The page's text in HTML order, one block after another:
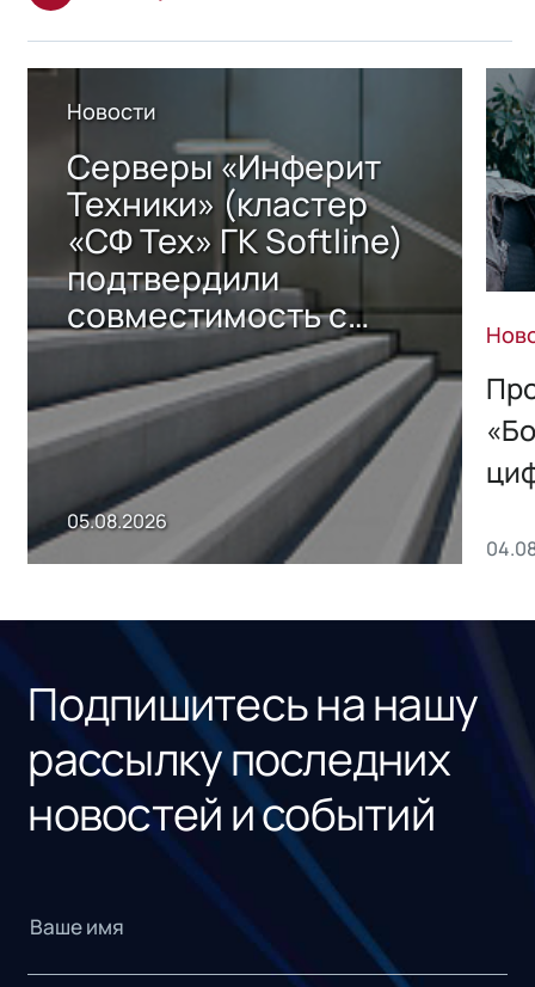
Новости
Серверы «Инферит
Техники» (кластер
«СФ Тех» ГК Softline)
подтвердили
совместимость с
решением Sharx
Storage 2.x для
хранения данных
05.08.2026
Подпишитесь на нашу
рассылку последних
новостей и событий